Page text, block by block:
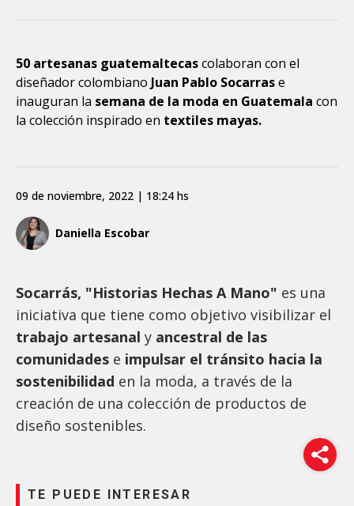
50 artesanas guatemaltecascolaboran con el
diseñador colombiano Juan Pablo Socarrase
inauguran la semana de la moda en Guatemala con
la colección inspirado en textiles mayas.
Daniella Escobar
09 de noviembre, 2022 | 18:24 hs
Socarrás, "Historias Hechas A Mano" es una
iniciativa que tiene como objetivo visibilizar el
trabajo artesanal y ancestral de las
comunidades e impulsar el tránsito hacia la
sostenibilidad en la moda, a través de la
creación de una colección de productos de
diseño sostenibles.
TE PUEDE INTERESAR